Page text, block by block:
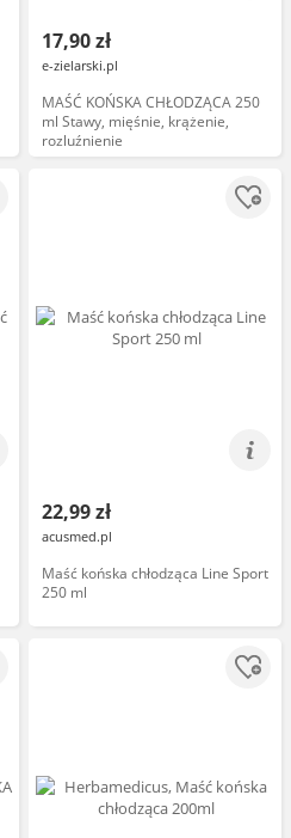
17,90 zł
e-zielarski.pl
MAŚĆ KOŃSKA CHŁODZĄCA 250
ml Stawy, mięśnie, krążenie,
rozluźnienie
22,99 zł
acusmed.pl
Maść końska chłodząca Line Sport
250 ml